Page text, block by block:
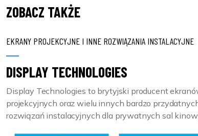
ZOBACZ TAKŻE
EKRANY PROJEKCYJNE I INNE ROZWIĄZANIA INSTALACYJNE
DISPLAY TECHNOLOGIES
Display Technologies to brytyjski producent
projekcyjnych oraz wielu innych bardzo
rozwiązań instalacyjnych dla prywatnych sal